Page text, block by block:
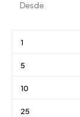
Desde
1
5
10
25